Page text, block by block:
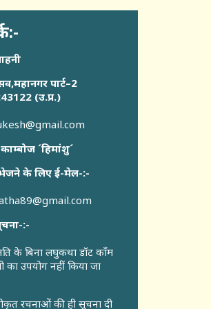
पार्ट–2
(उ.प्र.)
´हिमांशु´
के लिए ई-मेल-:-
:-
के बिना लघुकथा डॉट कॉंम
का उपयोग नहीं किया जा
रचनाओं की ही सूचना दी